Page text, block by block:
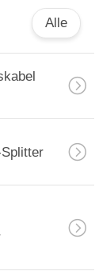
Alle